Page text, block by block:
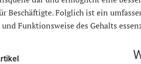
Beschäftigte. Folglich ist ein
und Funktionsweise des Gehalts